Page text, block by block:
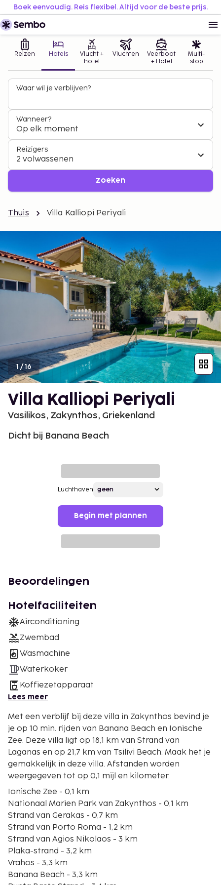
Boek eenvoudig. Reis flexibel. Altijd voor de beste prijs.
Reizen Hotels
Vlucht +
hotel
Vluchten
Veerboot
+ Hotel
Multi-
stop
Waar wil je verblijven?
Wanneer?
Op elk moment
Reizigers
2 volwassenen
Zoeken
Thuis Villa Kalliopi Periyali
1 /16
Villa Kalliopi Periyali
Vasilikos, Zakynthos, Griekenland
Dicht bij Banana Beach
Luchthaven
Begin met plannen
Beoordelingen
Hotelfaciliteiten
Airconditioning
Zwembad
Wasmachine
Waterkoker
Koffiezetapparaat
Lees meer
Met een verblijf bij deze villa in Zakynthos bevind je
je op 10 min. rijden van Banana Beach en Ionische
Zee. Deze villa ligt op 18,1 km van Strand van
Laganas en op 21,7 km van Tsilivi Beach. Maak het je
gemakkelijk in deze villa. Afstanden worden
weergegeven tot op 0,1 mijl en kilometer.
Ionische Zee - 0,1 km
Nationaal Marien Park van Zakynthos - 0,1 km
Strand van Gerakas - 0,7 km
Strand van Porto Roma - 1,2 km
Strand van Agios Nikolaos - 3 km
Plaka-strand - 3,2 km
Vrahos - 3,3 km
Banana Beach - 3,3 km